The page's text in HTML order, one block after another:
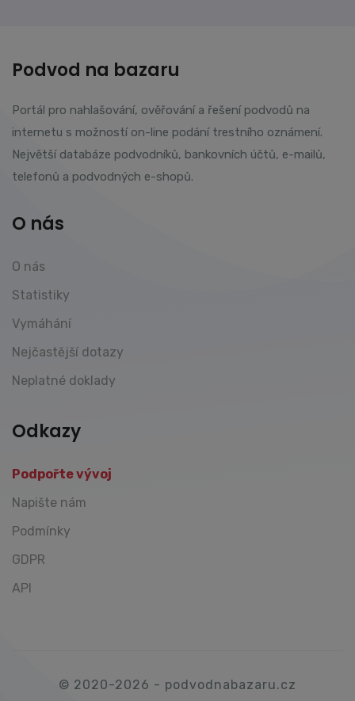
Podvod na bazaru
Portál pro nahlašování, ověřování a řešení podvodů na
internetu s možností on-line podání trestního oznámení.
Největší databáze podvodníků, bankovních účtů, e-mailů,
telefonů a podvodných e-shopů.
O nás
O nás
Statistiky
Vymáhání
Nejčastější dotazy
Neplatné doklady
Odkazy
Podpořte vývoj
Napište nám
Podmínky
GDPR
API
© 2020-2026 - podvodnabazaru.cz